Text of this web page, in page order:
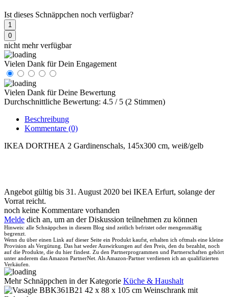
Ist dieses Schnäppchen noch verfügbar?
1
0
nicht mehr verfügbar
Vielen Dank für Dein Engagement
Vielen Dank für Deine Bewertung
Durchschnittliche Bewertung: 4.5 / 5 (2 Stimmen)
Beschreibung
Kommentare (0)
IKEA DORTHEA 2 Gardinenschals, 145x300 cm, weiß/gelb
Angebot gültig bis 31. August 2020 bei IKEA Erfurt, solange der
Vorrat reicht.
noch keine Kommentare vorhanden
Melde dich an, um an der Diskussion teilnehmen zu können
Hinweis: alle Schnäppchen in diesem Blog sind zeitlich befristet oder mengenmäßig
begrenzt.
Wenn du über einen Link auf dieser Seite ein Produkt kaufst, erhalten ich oftmals eine kleine
Provision als Vergütung. Das hat weder Auswirkungen auf den Preis, den du bezahlst, noch
auf die Produkte, die du hier findest. Zu den Partnerprogrammen und Partnerschaften gehört
unter anderem das Amazon PartnerNet. Als Amazon-Partner verdienen ich an qualifizierten
Verkäufen.
Mehr Schnäppchen in der Kategorie Küche & Haushalt